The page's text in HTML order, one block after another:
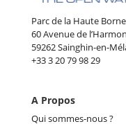
Parc de la Haute Borne
60 Avenue de
59262 Sainghin-en-
+33 3 20 79 98 29
A Propos
Qui sommes-nous ?